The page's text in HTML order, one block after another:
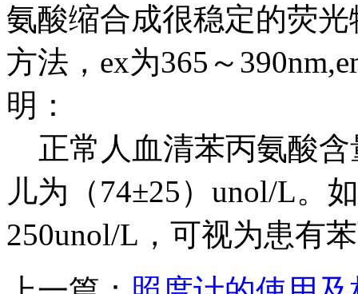
氨酸缩合成很稳定的荧
方法，ex为365～
明：
正常人血清苯丙氨酸含
儿为（74±25）unol/L。
250unol/L，可视为患有